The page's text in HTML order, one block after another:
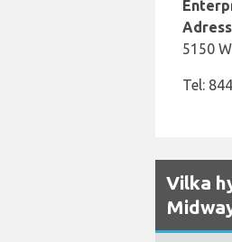
Adress
5150
Tel:
Vilka